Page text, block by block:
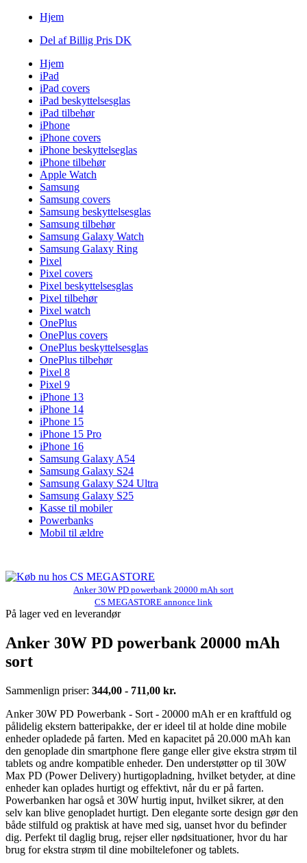
Hjem
Del af Billig Pris DK
Hjem
iPad
iPad covers
iPad beskyttelsesglas
iPad tilbehør
iPhone
iPhone covers
iPhone beskyttelseglas
iPhone tilbehør
Apple Watch
Samsung
Samsung covers
Samsung beskyttelsesglas
Samsung tilbehør
Samsung Galaxy Watch
Samsung Galaxy Ring
Pixel
Pixel covers
Pixel beskyttelsesglas
Pixel tilbehør
Pixel watch
OnePlus
OnePlus covers
OnePlus beskyttelsesglas
OnePlus tilbehør
Pixel 8
Pixel 9
iPhone 13
iPhone 14
iPhone 15
iPhone 15 Pro
iPhone 16
Samsung Galaxy A54
Samsung Galaxy S24
Samsung Galaxy S24 Ultra
Samsung Galaxy S25
Kasse til mobiler
Powerbanks
Mobil til ældre
Anker 30W PD powerbank 20000 mAh sort
CS MEGASTORE annonce link
På lager ved en leverandør
Anker 30W PD powerbank 20000 mAh
sort
Sammenlign priser: 344,00 - 711,00 kr.
Anker 30W PD Powerbank - Sort - 20000 mAh er en kraftfuld og
pålidelig ekstern batteripakke, der er ideel til at holde dine mobile
enheder opladede på farten. Med en kapacitet på 20.000 mAh kan
den genoplade din smartphone flere gange eller give ekstra strøm til
tablets og andre kompatible enheder. Den understøtter op til 30W
Max PD (Power Delivery) hurtigopladning, hvilket betyder, at dine
enheder kan oplades hurtigt og effektivt, når du er på farten.
Powerbanken har også et 30W hurtig input, hvilket sikrer, at den
selv kan blive genopladet hurtigt. Den elegante sorte design gør den
både stilfuld og praktisk at have med sig, uanset hvor du befinder
dig. Perfekt til daglig brug, rejser eller nødsituationer, hvor du har
brug for ekstra strøm til dine mobiltelefoner og tablets.